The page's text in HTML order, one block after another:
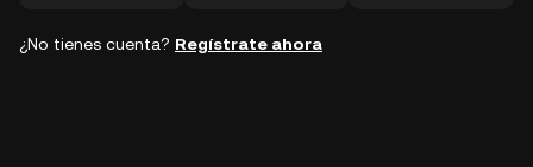
¿No tienes cuenta? Regístrate ahora